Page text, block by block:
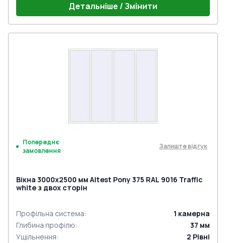
Детальніше / Змінити
Попереднє
замовлення
Залиште відгук
Вікна 3000x2500 мм Altest Pony 375 RAL 9016 Traffic
white з двох сторін
Профільна система: 1 камерна
Глибина профілю: 37 мм
Ущільнення: 2 Рівні